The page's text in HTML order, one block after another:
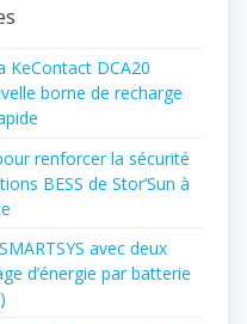
KeContact DCA20
borne de recharge
renforcer la sécurité
BESS de Stor’Sun à
avec deux
d’énergie par batterie